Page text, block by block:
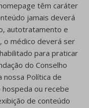
têm caráter
jamais deverá
autotratamento e
o médico deverá ser
para praticar
do Conselho
nossa Política de
ou recebe
de conteúdo